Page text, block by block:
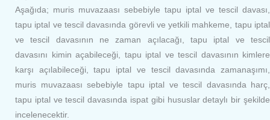
Aşağıda; muris muvazaası sebebiyle tapu iptal ve tescil davası,
tapu iptal ve tescil davasında görevli ve yetkili mahkeme, tapu iptal
ve tescil davasının ne zaman açılacağı, tapu iptal ve tescil
davasını kimin açabileceği, tapu iptal ve tescil davasının kimlere
karşı açılabileceği, tapu iptal ve tescil davasında zamanaşımı,
muris muvazaası sebebiyle tapu iptal ve tescil davasında harç,
tapu iptal ve tescil davasında ispat gibi hususlar detaylı bir şekilde
incelenecektir.